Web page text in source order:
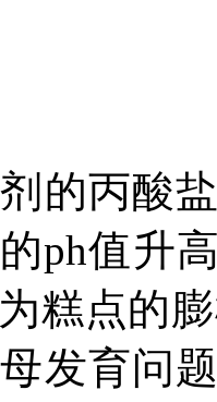
的丙酸
ph值升
糕点的
母发育问